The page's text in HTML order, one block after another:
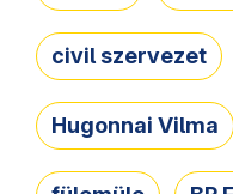
civil szervezet
Hugonnai Vilma